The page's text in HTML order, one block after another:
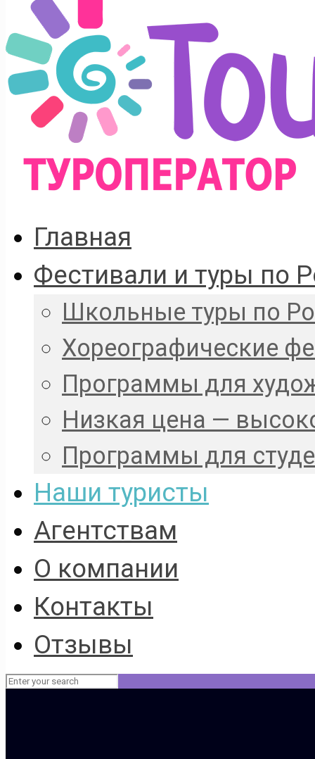
Главная
Фестивали и туры по
Школьные туры по
Хореографические
Программы для
Низкая цена —
Программы для
Наши туристы
Агентствам
О компании
Контакты
Отзывы